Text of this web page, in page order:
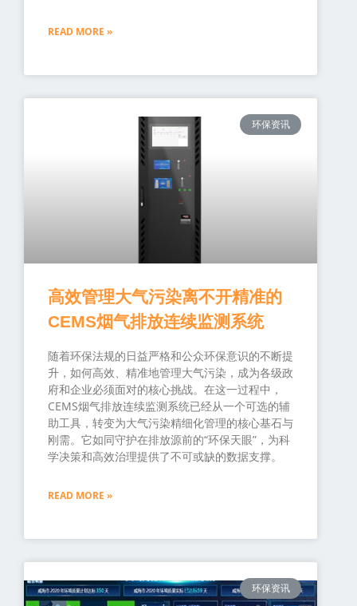
READ MORE »
环保资讯
高效管理大气污染离不开精准的
CEMS烟气排放连续监测系统
随着环保法规的日益严格和公众环保意识的不断提
升，如何高效、精准地管理大气污染，成为各级政
府和企业必须面对的核心挑战。在这一过程中，
CEMS烟气排放连续监测系统已经从一个可选的辅
助工具，转变为大气污染精细化管理的核心基石与
刚需。它如同守护在排放源前的“环保天眼”，为科
学决策和高效治理提供了不可或缺的数据支撑。
READ MORE »
环保资讯